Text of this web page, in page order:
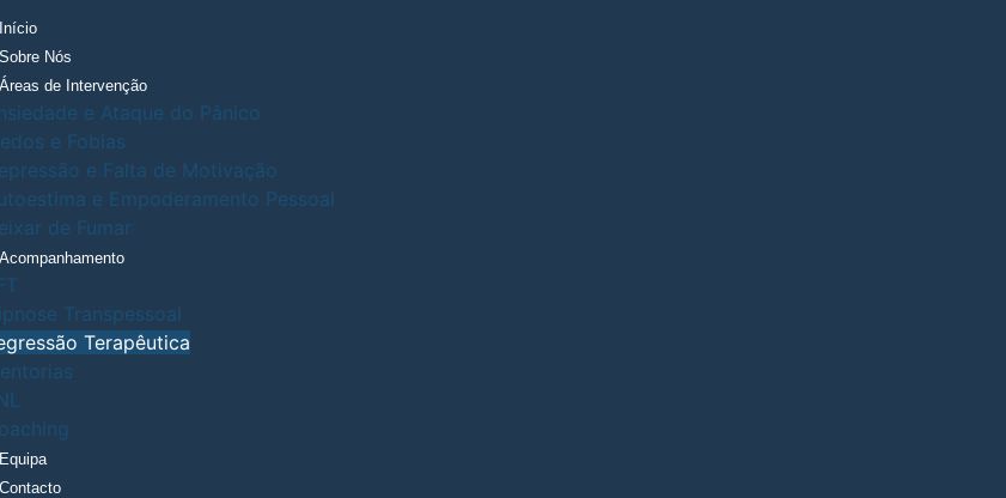
Início
Sobre Nós
Áreas de Intervenção
e Ataque do Pânico
e Fobias
e Falta de Motivação
e Empoderamento Pessoal
de Fumar
Acompanhamento
Transpessoal
Terapêutica
Equipa
Contacto